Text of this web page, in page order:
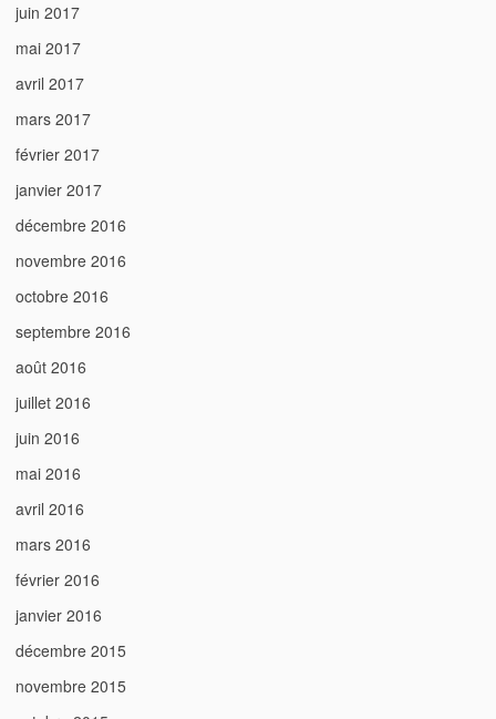
juin 2017
mai 2017
avril 2017
mars 2017
février 2017
janvier 2017
décembre 2016
novembre 2016
octobre 2016
septembre 2016
août 2016
juillet 2016
juin 2016
mai 2016
avril 2016
mars 2016
février 2016
janvier 2016
décembre 2015
novembre 2015